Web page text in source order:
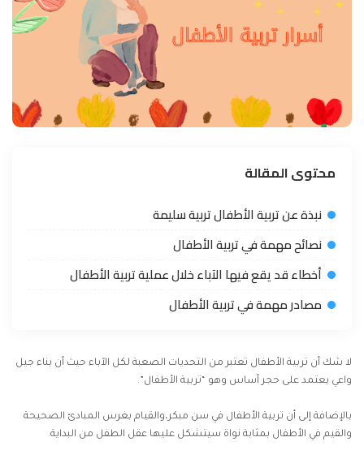
محتوى المقالة
نبذة عن تربية الأطفال تربية سليمة
نصائح مهمة في تربية الأطفال
أخطاء قد يقع فيها الآباء خلال عملية تربية الأطفال
مصادر مهمة في تربية الأطفال
لا شك أن تربية الأطفال تعتبر من التحديات الصعبة لكل الآباء حيث أن بناء جيل
واعي يعتمد على حجر أساس وهو “تربية الأطفال”.
بالإضافة إلى أن تربية الأطفال في سن مبكر،والقيام بغرس المبادئ الصحيحة
والقيم في الأطفال بمثابة نواة سيتشكل عليها عقل الطفل من البداية.